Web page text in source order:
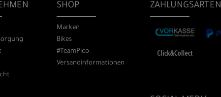
SHOP
Marken
Bikes
#TeamPico
Versandinformationen
ZAHLUNGSARTEN